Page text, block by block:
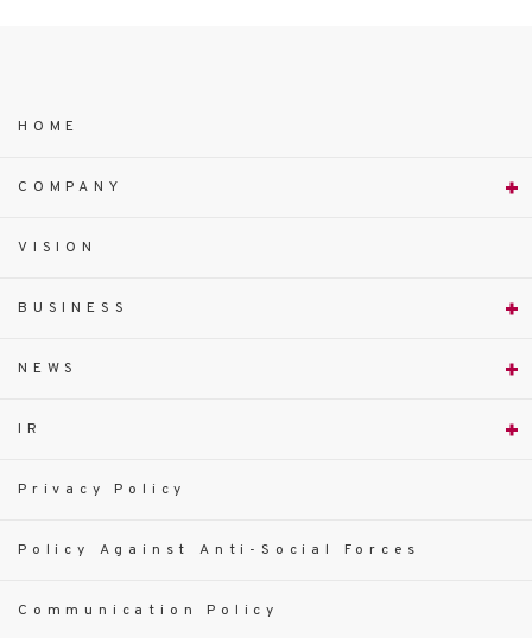
HOME
COMPANY
VISION
BUSINESS
NEWS
IR
Privacy Policy
Policy Against Anti-Social Forces
Communication Policy